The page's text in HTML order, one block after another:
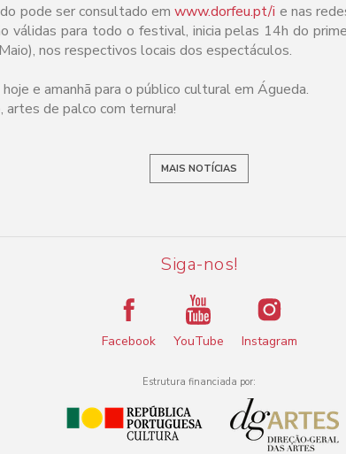
pode ser consultado emwww.dorfeu.pt/i e nas
válidas para todo o festival, inicia pelas 14h do
nos respectivos locais dos espectáculos.
hoje e amanhã para o público cultural em Águeda.
de palco com ternura!
MAIS NOTÍCIAS
Siga-nos!
Facebook YouTube Instagram
Estrutura financiada por: